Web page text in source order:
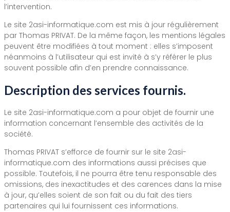
l’intervention.
Le site 2asi-informatique.com est mis à jour régulièrement
par Thomas PRIVAT. De la même façon, les mentions légales
peuvent être modifiées à tout moment : elles s’imposent
néanmoins à l’utilisateur qui est invité à s’y référer le plus
souvent possible afin d’en prendre connaissance.
Description des services fournis.
Le site 2asi-informatique.com a pour objet de fournir une
information concernant l’ensemble des activités de la
société.
Thomas PRIVAT s’efforce de fournir sur le site 2asi-
informatique.com des informations aussi précises que
possible. Toutefois, il ne pourra être tenu responsable des
omissions, des inexactitudes et des carences dans la mise
à jour, qu’elles soient de son fait ou du fait des tiers
partenaires qui lui fournissent ces informations.